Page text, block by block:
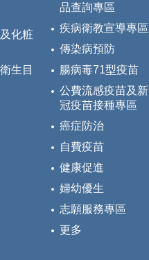
化粧
生目
品查詢專區
疾病衛教宣導專區
傳染病預防
腸病毒71型疫苗
公費流感疫苗及新
冠疫苗接種專區
癌症防治
自費疫苗
健康促進
婦幼優生
志願服務專區
更多